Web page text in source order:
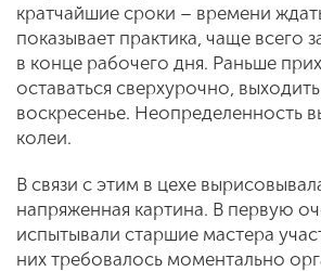
кратчайшие сроки – времени
показывает практика, чаще всего
в конце рабочего дня. Раньше
оставаться сверхурочно,
воскресенье. Неопределенность
колеи.
В связи с этим в цехе
напряженная картина. В первую
испытывали старшие мастера
них требовалось моментально